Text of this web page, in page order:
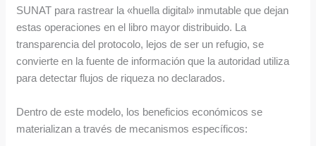
SUNAT para rastrear la «huella digital» inmutable que dejan
estas operaciones en el libro mayor distribuido. La
transparencia del protocolo, lejos de ser un refugio, se
convierte en la fuente de información que la autoridad utiliza
para detectar flujos de riqueza no declarados.
Dentro de este modelo, los beneficios económicos se
materializan a través de mecanismos específicos: